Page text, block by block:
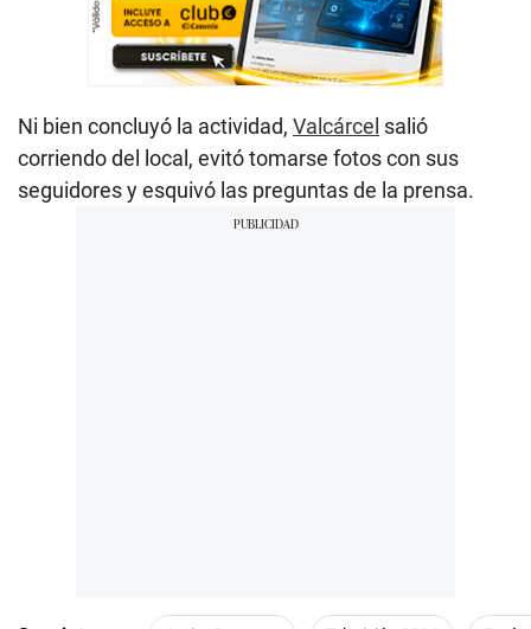
Ni bien concluyó la actividad, Valcárcel salió
corriendo del local, evitó tomarse fotos con sus
seguidores y esquivó las preguntas de la prensa.